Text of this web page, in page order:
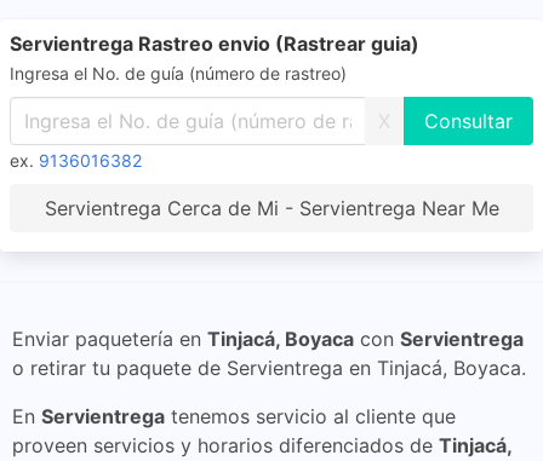
Servientrega Rastreo envio (Rastrear guia)
Ingresa el No. de guía (número de rastreo)
X
ex. 9136016382
Servientrega Cerca de Mi - Servientrega Near Me
Enviar paquetería en Tinjacá, Boyaca con Servientrega
o retirar tu paquete de Servientrega en Tinjacá, Boyaca.
En Servientrega tenemos servicio al cliente que
proveen servicios y horarios diferenciados de Tinjacá,